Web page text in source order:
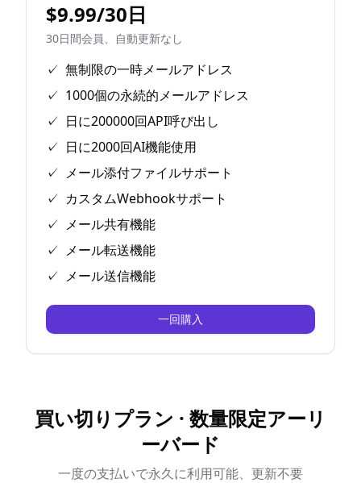
$9.99/30日
30日間会員、自動更新なし
✓ 無制限の一時メールアドレス
✓ 1000個の永続的メールアドレス
✓ 日に200000回API呼び出し
✓ 日に2000回AI機能使用
✓ メール添付ファイルサポート
✓ カスタムWebhookサポート
✓ メール共有機能
✓ メール転送機能
✓ メール送信機能
一回購入
買い切りプラン · 数量限定アーリ
ーバード
一度の支払いで永久に利用可能、更新不要